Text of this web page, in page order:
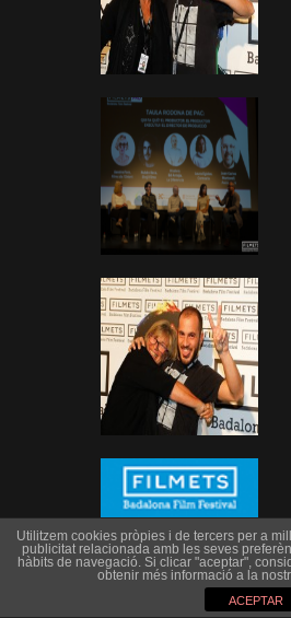
Utilitzem cookies pròpies i de tercers per a
publicitat relacionada amb les seves
hàbits de navegació. Si clicar "aceptar",
obtenir més informació a la
ACEPTAR